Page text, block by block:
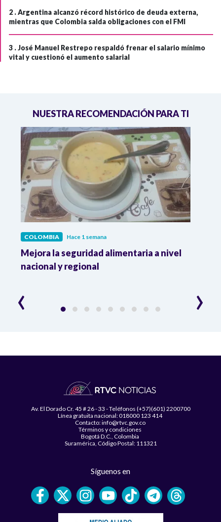
2 .Argentina alcanzó récord histórico de deuda externa,
mientras que Colombia salda obligaciones con el FMI
3 .José Manuel Restrepo respaldó frenar el salario mínimo
vital y cuestionó el aumento salarial
NUESTRA RECOMENDACIÓN PARA TI
COLOMBIA Hace 1 semana
Mejora la seguridad alimentaria a nivel
nacional y regional
‹ ›
Av. El Dorado Cr. 45 # 26 - 33 - Teléfonos (+57)(601) 2200700
Línea gratuita nacional: 018000 123 414
Contacto: info@rtvc.gov.co
Términos y condiciones
Bogotá D.C., Colombia
Suramérica, Código Postal: 111321
Síguenos en